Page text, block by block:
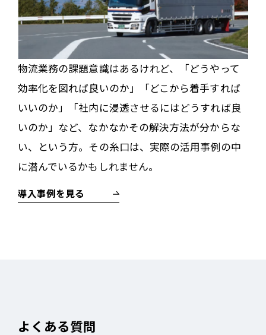
物流業務の課題意識はあるけれど、「どうやって
効率化を図れば良いのか」「どこから着手すれば
いいのか」「社内に浸透させるにはどうすれば良
いのか」など、なかなかその解決方法が分からな
い、という方。その糸口は、実際の活用事例の中
に潜んでいるかもしれません。
導入事例を見る
よくある質問